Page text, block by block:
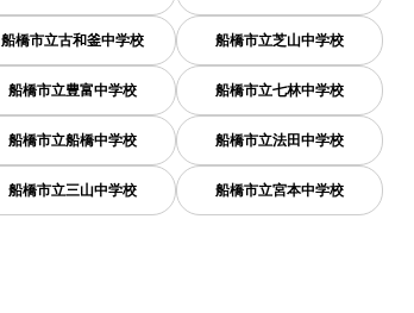
船橋市立古和釜中学校 船橋市立芝山中学校
船橋市立豊富中学校 船橋市立七林中学校
船橋市立船橋中学校 船橋市立法田中学校
船橋市立三山中学校 船橋市立宮本中学校